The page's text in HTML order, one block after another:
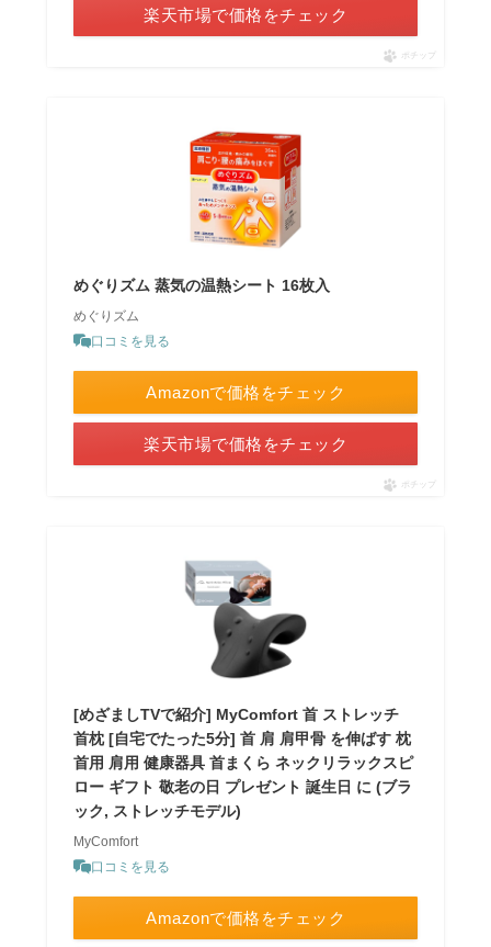
楽天市場で価格をチェック
ポチップ
めぐりズム 蒸気の温熱シート 16枚入
めぐりズム
口コミを見る
Amazonで価格をチェック
楽天市場で価格をチェック
ポチップ
[めざましTVで紹介] MyComfort 首 ストレッチ
首枕 [自宅でたった5分] 首 肩 肩甲骨 を伸ばす 枕
首用 肩用 健康器具 首まくら ネックリラックスピ
ロー ギフト 敬老の日 プレゼント 誕生日 に (ブラ
ック, ストレッチモデル)
MyComfort
口コミを見る
Amazonで価格をチェック